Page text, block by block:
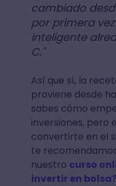
cambiado
por primera
inteligente
C."
Así que sí, la
proviene desde
sabes cómo
inversiones, pero
convertirte en el
te
nuestro curso
invertir en